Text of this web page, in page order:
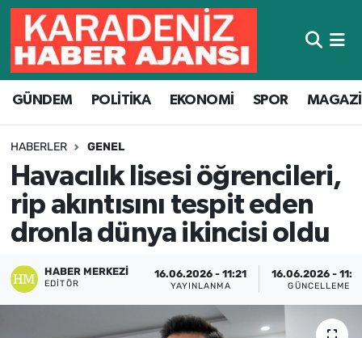
GÜNDEM POLİTİKA EKONOMİ SPOR
HABERLER GENEL
Havacılık lisesi öğrencileri,
rip akıntısını tespit eden
dronla dünya ikincisi oldu
HABER MERKEZI
EDITÖR
16.06.2026 - 11:21
YAYINLANMA
16.06.2026 -
GÜNCELLEME
Hava Durumu
Trafik Durumu
Süper Lig Puan Durumu ve Fikstür
Tüm Manşetler
Son Dakika Haberleri
Haber Arşivi